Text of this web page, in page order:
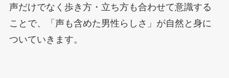
声だけでなく歩き方・立ち方も合わせて意識する
ことで、「声も含めた男性らしさ」が自然と身に
ついていきます。